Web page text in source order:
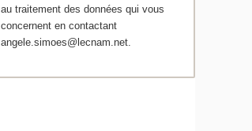
au traitement des données qui vous
concernent en contactant
angele.simoes@lecnam.net.